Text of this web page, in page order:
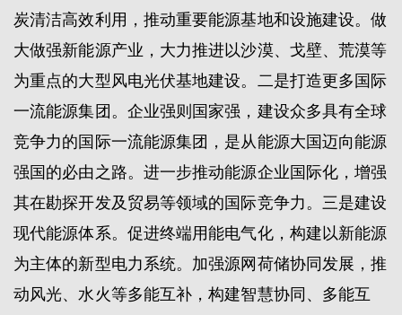
炭清洁高效利用，推动重要能源基地和设施建设。做
大做强新能源产业，大力推进以沙漠、戈壁、荒漠等
为重点的大型风电光伏基地建设。二是打造更多国际
一流能源集团。企业强则国家强，建设众多具有全球
竞争力的国际一流能源集团，是从能源大国迈向能源
强国的必由之路。进一步推动能源企业国际化，增强
其在勘探开发及贸易等领域的国际竞争力。三是建设
现代能源体系。促进终端用能电气化，构建以新能源
为主体的新型电力系统。加强源网荷储协同发展，推
动风光、水火等多能互补，构建智慧协同、多能互